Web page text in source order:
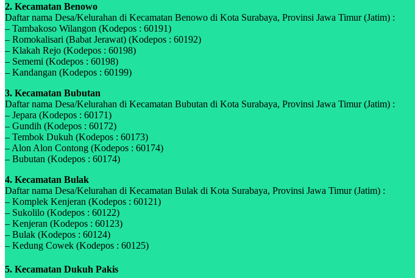
2. Kecamatan Benowo
Daftar nama Desa/Kelurahan di Kecamatan Benowo di Kota Surabaya, Provinsi Jawa Timur (Jatim) :
– Tambakoso Wilangon (Kodepos : 60191)
– Romokalisari (Babat Jerawat) (Kodepos : 60192)
– Klakah Rejo (Kodepos : 60198)
– Sememi (Kodepos : 60198)
– Kandangan (Kodepos : 60199)
3. Kecamatan Bubutan
Daftar nama Desa/Kelurahan di Kecamatan Bubutan di Kota Surabaya, Provinsi Jawa Timur (Jatim) :
– Jepara (Kodepos : 60171)
– Gundih (Kodepos : 60172)
– Tembok Dukuh (Kodepos : 60173)
– Alon Alon Contong (Kodepos : 60174)
– Bubutan (Kodepos : 60174)
4. Kecamatan Bulak
Daftar nama Desa/Kelurahan di Kecamatan Bulak di Kota Surabaya, Provinsi Jawa Timur (Jatim) :
– Komplek Kenjeran (Kodepos : 60121)
– Sukolilo (Kodepos : 60122)
– Kenjeran (Kodepos : 60123)
– Bulak (Kodepos : 60124)
– Kedung Cowek (Kodepos : 60125)
5. Kecamatan Dukuh Pakis